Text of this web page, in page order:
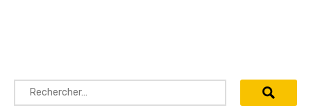
Rechercher :